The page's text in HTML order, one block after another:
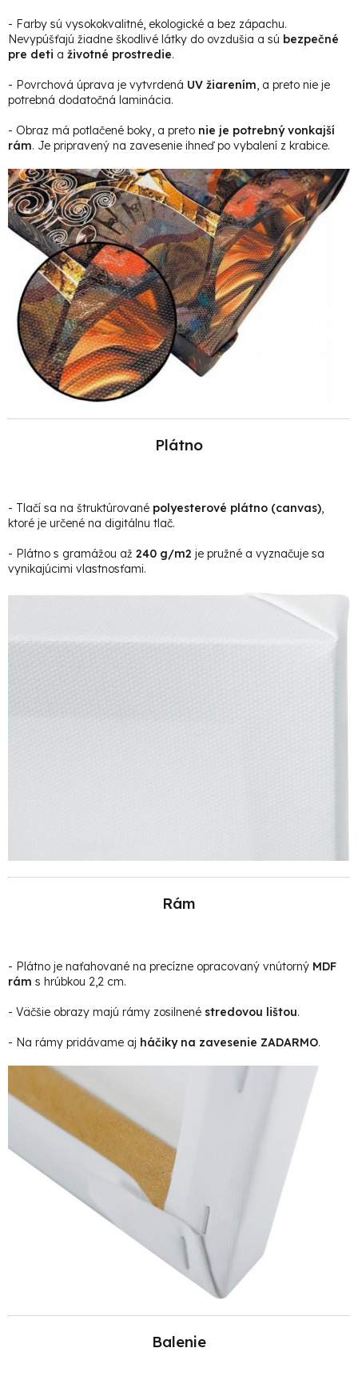
- Farby sú vysokokvalitné, ekologické a bez zápachu.
Nevypúšťajú žiadne škodlivé látky do ovzdušia a sú bezpečné
pre deti a životné prostredie.
- Povrchová úprava je vytvrdená UV žiarením, a preto nie je
potrebná dodatočná laminácia.
- Obraz má potlačené boky, a preto nie je potrebný vonkajší
rám. Je pripravený na zavesenie ihneď po vybalení z krabice.
Plátno
- Tlačí sa na štruktúrované polyesterové plátno (canvas)
ktoré je určené na digitálnu tlač.
- Plátno s gramážou až 240 g/m2 je pružné a vyznačuje sa
vynikajúcimi vlastnosťami.
Rám
- Plátno je naťahované na precízne opracovaný vnútorný MDF
rám s hrúbkou 2,2 cm.
- Väčšie obrazy majú rámy zosilnené stredovou lištou.
- Na rámy pridávame aj háčiky na zavesenie ZADARMO.
Balenie